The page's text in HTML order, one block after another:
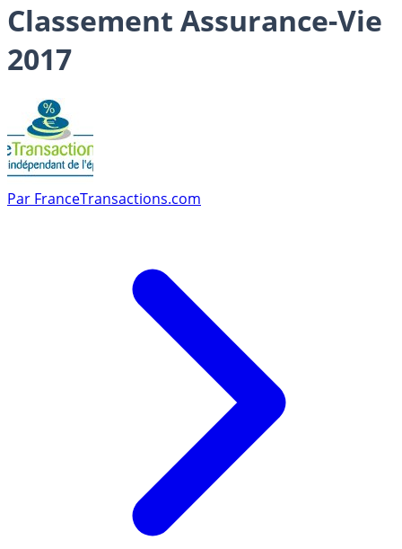
Classement Assurance-Vie
2017
Par FranceTransactions.com